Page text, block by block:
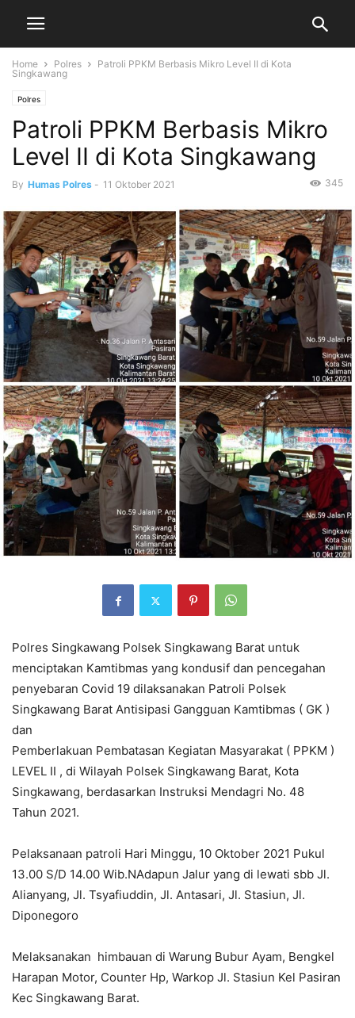
Home Polres
Patroli PPKM Berbasis Mikro Level II di Kota
Singkawang
Polres
Patroli PPKM Berbasis Mikro
Level II di Kota Singkawang
By Humas Polres - 11 Oktober 2021 345
Polres Singkawang Polsek Singkawang Barat untuk
menciptakan Kamtibmas yang kondusif dan pencegahan
penyebaran Covid 19 dilaksanakan Patroli Polsek
Singkawang Barat Antisipasi Gangguan Kamtibmas ( GK )
dan
Pemberlakuan Pembatasan Kegiatan Masyarakat ( PPKM )
LEVEL II , di Wilayah Polsek Singkawang Barat, Kota
Singkawang, berdasarkan Instruksi Mendagri No. 48
Tahun 2021.
Pelaksanaan patroli Hari Minggu, 10 Oktober 2021 Pukul
13.00 S/D 14.00 Wib.NAdapun Jalur yang di lewati sbb Jl.
Alianyang, Jl. Tsyafiuddin, Jl. Antasari, Jl. Stasiun, Jl.
Diponegoro
Melaksanakan himbauan di Warung Bubur Ayam, Bengkel
Harapan Motor, Counter Hp, Warkop Jl. Stasiun Kel Pasiran
Kec Singkawang Barat.